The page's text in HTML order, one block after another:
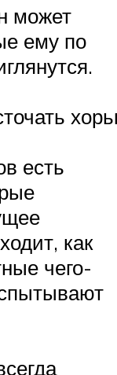
может
ему по
есть
как
чего-